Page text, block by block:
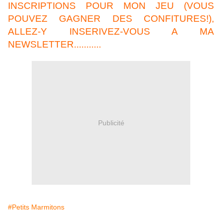
INSCRIPTIONS POUR MON JEU (VOUS
POUVEZ GAGNER DES CONFITURES!),
ALLEZ-Y INSERIVEZ-VOUS A MA
NEWSLETTER...........
Publicité
#Petits Marmitons